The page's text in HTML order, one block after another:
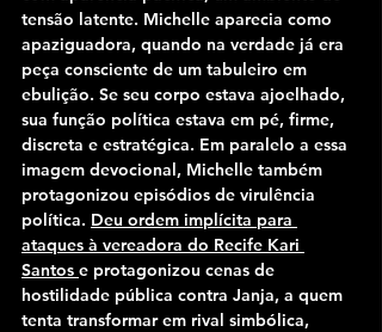
tensão latente. Michelle aparecia como
apaziguadora, quando na verdade já era
peça consciente de um tabuleiro em
ebulição. Se seu corpo estava ajoelhado,
sua função política estava em pé, firme,
discreta e estratégica. Em paralelo a essa
imagem devocional, Michelle também
protagonizou episódios de virulência
política. Deu ordem implícita para
ataques à vereadora do Recife Kari
Santos e protagonizou cenas de
hostilidade pública contra Janja, a quem
tenta transformar em rival simbólica,